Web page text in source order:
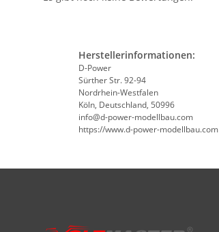
Herstellerinformationen:
D-Power
Sürther Str. 92-94
Nordrhein-Westfalen
Köln, Deutschland, 50996
info@d-power-modellbau.com
https://www.d-power-modellbau.com